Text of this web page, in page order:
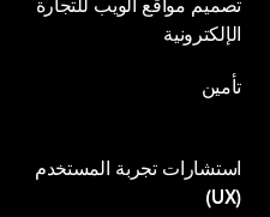
تطبيق لياقة بدنية
الإلكترونية
تأمين
استشارات تجربة المستخدم
(UX)